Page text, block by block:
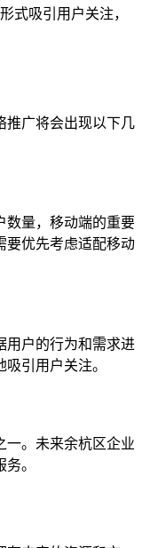
式吸引用户关注，
推广将会出现以下几
数量，移动端的重要
要优先考虑适配移动
用户的行为和需求进
引用户关注。
一。未来余杭区企业
。